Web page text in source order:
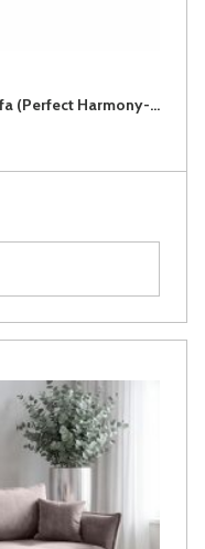
BELLISSIMO-2V (III gr.) dvivietė sofa (Perfect Harmony-85)